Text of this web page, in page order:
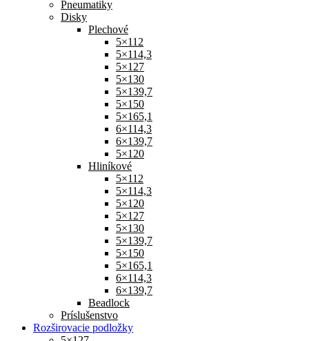
Pneumatiky
Disky
Plechové
5×112
5×114,3
5×127
5×130
5×139,7
5×150
5×165,1
6×114,3
6×139,7
5×120
Hliníkové
5×112
5×114,3
5×120
5×127
5×130
5×139,7
5×150
5×165,1
6×114,3
6×139,7
Beadlock
Príslušenstvo
Rozširovacie podložky